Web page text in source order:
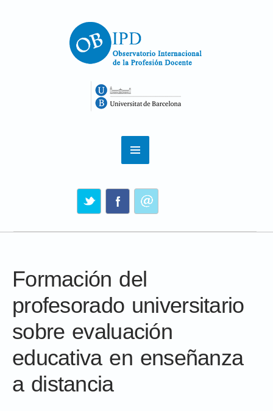
Formación del
profesorado universitario
sobre evaluación
educativa en enseñanza
a distancia